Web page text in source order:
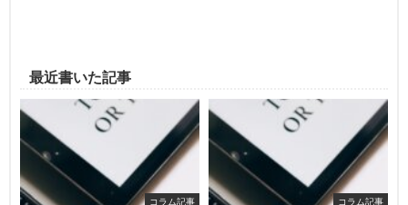
最近書いた記事
コラム記事 コラム記事